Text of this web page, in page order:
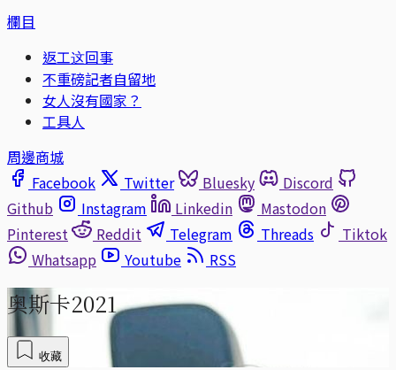
欄目
返工这回事
不重磅記者自留地
女人沒有國家？
工具人
周邊商城
Facebook
Twitter Bluesky
Discord
Github
Instagram Linkedin
Mastodon
Pinterest
Reddit Telegram Threads
Tiktok
Whatsapp
Youtube RSS
奥斯卡2021
收藏